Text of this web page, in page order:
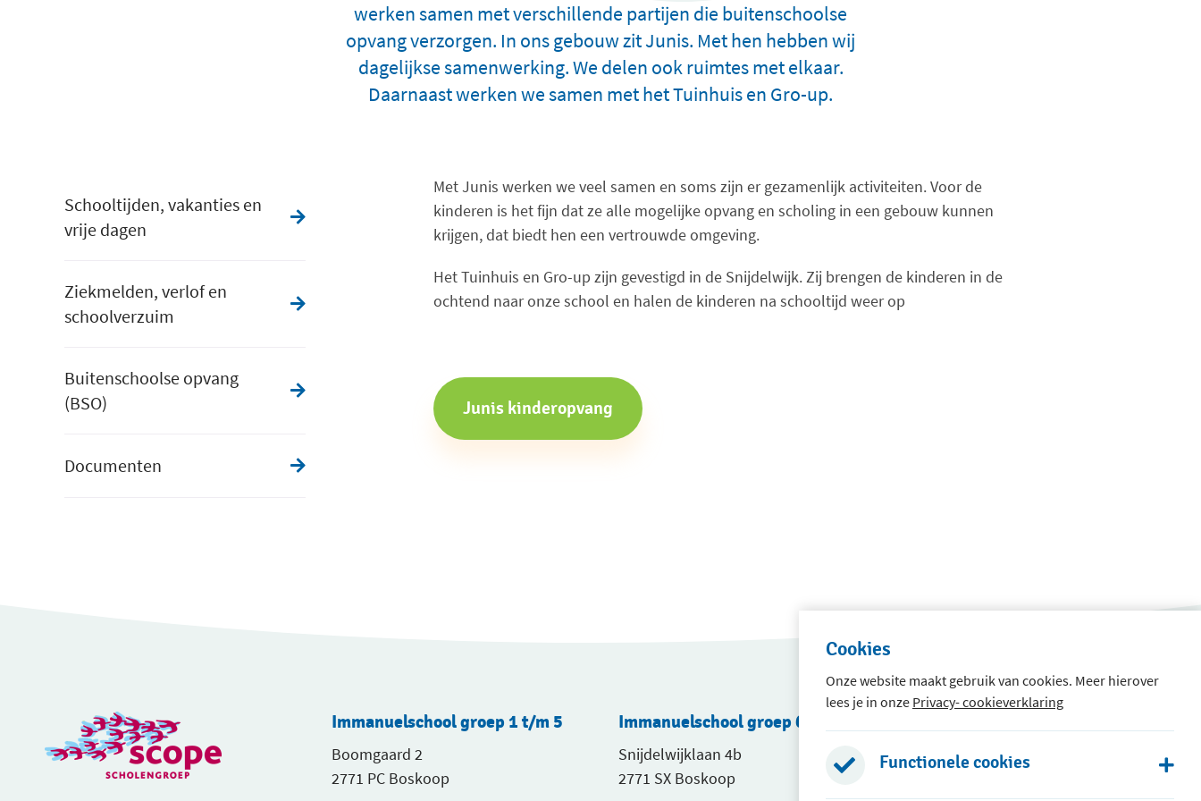
werken samen met verschillende partijen die buitenschoolse
opvang verzorgen. In ons gebouw zit Junis. Met hen hebben wij
dagelijkse samenwerking. We delen ook ruimtes met elkaar.
Daarnaast werken we samen met het Tuinhuis en Gro-up.
Schooltijden, vakanties en
vrije dagen
Ziekmelden, verlof en
schoolverzuim
Buitenschoolse opvang
(BSO)
Documenten
Met Junis werken we veel samen en soms zijn er gezamenlijk activiteiten. Voor de
kinderen is het fijn dat ze alle mogelijke opvang en scholing in een gebouw kunnen
krijgen, dat biedt hen een vertrouwde omgeving.
Het Tuinhuis en Gro-up zijn gevestigd in de Snijdelwijk. Zij brengen de kinderen in de
ochtend naar onze school en halen de kinderen na schooltijd weer op
Junis kinderopvang
Immanuelschool groep 1 t/m 5
Boomgaard 2
2771 PC Boskoop
Immanuelschool groep 6 t/m 8
Snijdelwijklaan 4b
2771 SX Boskoop
Cookies
Onze website maakt gebruik van cookies. Meer hierover
lees je in onze Privacy- cookieverklaring
Functionele cookies